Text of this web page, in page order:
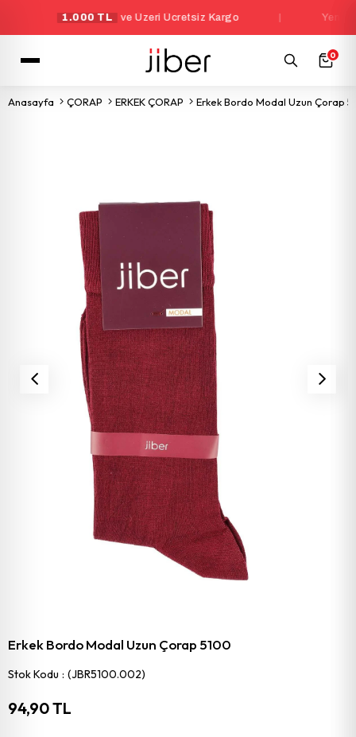
1.000 TL ve Üzeri Ücretsiz Kargo Yeni
0
Anasayfa ÇORAP ERKEK ÇORAP Erkek Bordo Modal Uzun Çorap
Erkek Bordo Modal Uzun Çorap 5100
Stok Kodu (JBR5100.002)
94,90 TL